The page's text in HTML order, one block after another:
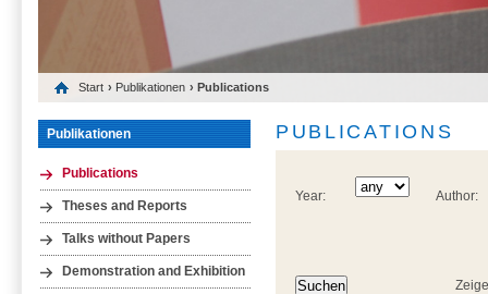
Start › Publikationen › Publications
Publikationen
Publications
Theses and Reports
Talks without Papers
Demonstration and Exhibition
PUBLICATIONS
Year: Author: